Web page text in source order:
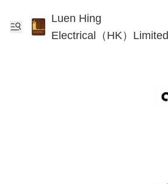
Luen Hing
Electrical（HK）Limited